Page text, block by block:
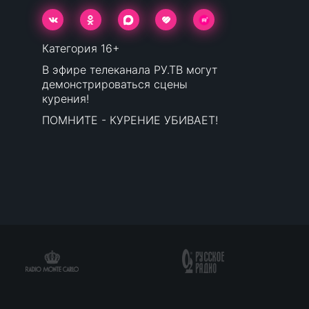
Категория 16+
В эфире телеканала РУ.ТВ могут
демонстрироваться сцены
курения!
ПОМНИТЕ - КУРЕНИЕ УБИВАЕТ!